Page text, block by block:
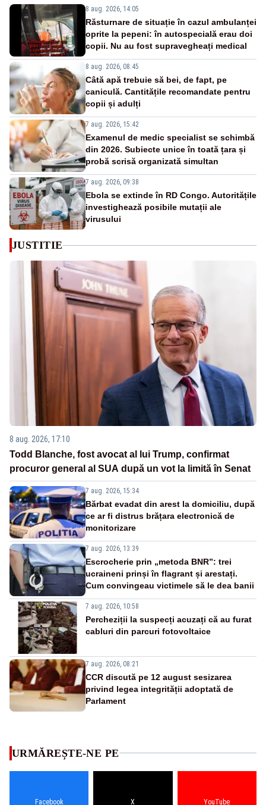
8 aug. 2026, 14:05
Răsturnare de situație în cazul ambulanței
oprite la pepeni: în autospecială erau doi
copii. Nu au fost supravegheați medical
8 aug. 2026, 08:45
Câtă apă trebuie să bei, de fapt, pe
caniculă. Cantitățile recomandate pentru
copii și adulți
7 aug. 2026, 15:42
Examenul de medic specialist se schimbă
din 2026. Subiecte unice în toată țara și
probă scrisă organizată simultan
7 aug. 2026, 09:38
Ebola se extinde în RD Congo. Autoritățile
investighează posibile mutații ale
virusului
JUSTITIE
8 aug. 2026, 17:10
Todd Blanche, fost avocat al lui Trump, confirmat
procuror general al SUA după un vot la limită în Senat
7 aug. 2026, 15:34
Bărbat evadat din arest la domiciliu, după
ce ar fi distrus brățara electronică de
monitorizare
7 aug. 2026, 13:39
Escrocherie prin „metoda BNR”: trei
ucraineni prinși în flagrant și arestați.
Cum convingeau victimele să le dea banii
7 aug. 2026, 10:58
Percheziții la suspecți acuzați că au furat
cabluri din parcuri fotovoltaice
7 aug. 2026, 08:21
CCR discută pe 12 august sesizarea
privind legea integrității adoptată de
Parlament
URMĂREȘTE-NE PE
Facebook X YouTube